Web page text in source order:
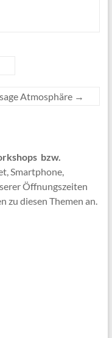
Atmosphäre →
bzw.
Smartphone,
Öffnungszeiten
zu diesen Themen an.